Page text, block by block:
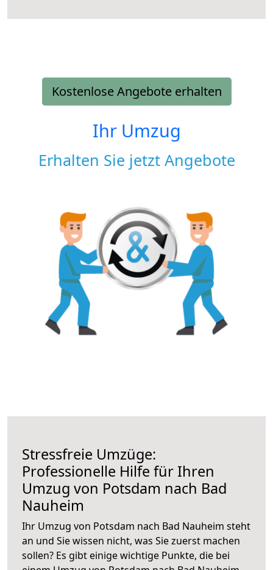
Kostenlose Angebote erhalten
Ihr Umzug
Erhalten Sie jetzt Angebote
Stressfreie Umzüge:
Professionelle Hilfe für Ihren
Umzug von Potsdam nach Bad
Nauheim
Ihr Umzug von Potsdam nach Bad Nauheim steht
an und Sie wissen nicht, was Sie zuerst machen
sollen? Es gibt einige wichtige Punkte, die bei